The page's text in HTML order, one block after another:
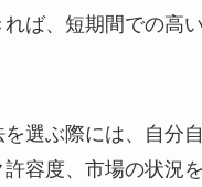
ば、短期間での高
選ぶ際には、自分
容度、市場の状況